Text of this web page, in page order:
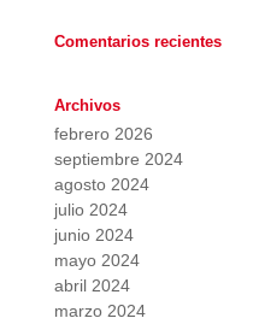
Comentarios recientes
Archivos
febrero 2026
septiembre 2024
agosto 2024
julio 2024
junio 2024
mayo 2024
abril 2024
marzo 2024